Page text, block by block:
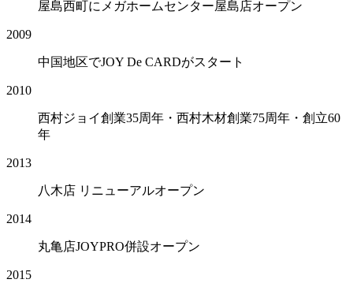
屋島西町にメガホームセンター屋島店オープン
2009
中国地区でJOY De CARDがスタート
2010
西村ジョイ創業35周年・西村木材創業75周年・創立60
年
2013
八木店 リニューアルオープン
2014
丸亀店JOYPRO併設オープン
2015